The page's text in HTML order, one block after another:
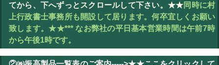
てから、下へずっとスクロールして下さい。★★同時に村
上行政書士事務所も開設して居ります。何卒宜しくお願い
致します。★★*** なお弊社の平日基本営業時間は午前7時
から午後1時です。